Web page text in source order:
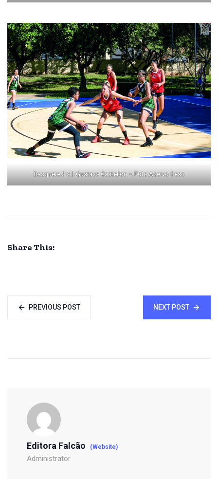
Basquete 3 x 3 Gustavo Castellon – Foto Acervo Sesc
Share This:
PREVIOUS POST NEXT POST
Editora Falcão (Website)
Administrator